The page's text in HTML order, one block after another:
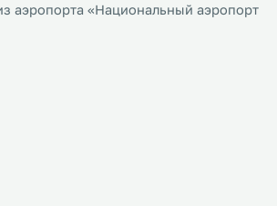
аэропорта «Национальный аэропорт